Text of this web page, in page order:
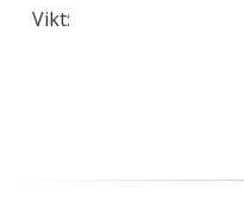
Vikt: